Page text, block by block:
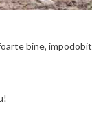
bine, împodobit